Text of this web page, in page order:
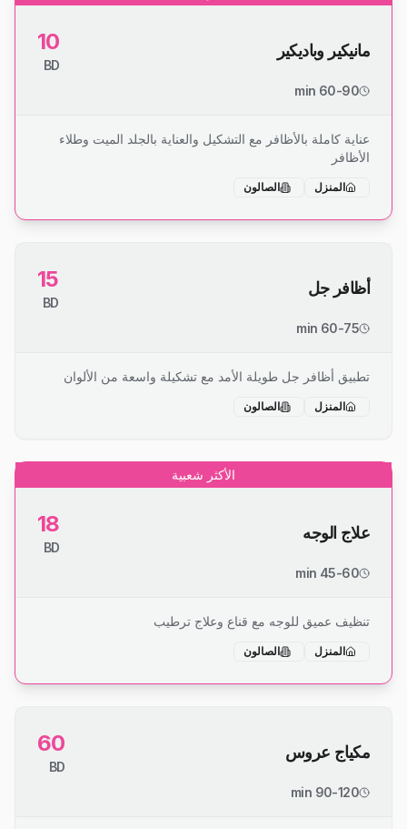
مانيكير وباديكير 10
BD
60-90 min
عناية كاملة بالأظافر مع التشكيل والعناية بالجلد الميت وطلاء
الأظافر
المنزل الصالون
أظافر جل 15
BD
60-75 min
تطبيق أظافر جل طويلة الأمد مع تشكيلة واسعة من الألوان
المنزل الصالون
الأكثر شعبية
علاج الوجه 18
BD
45-60 min
تنظيف عميق للوجه مع قناع وعلاج ترطيب
المنزل الصالون
مكياج عروس 60
BD
90-120 min